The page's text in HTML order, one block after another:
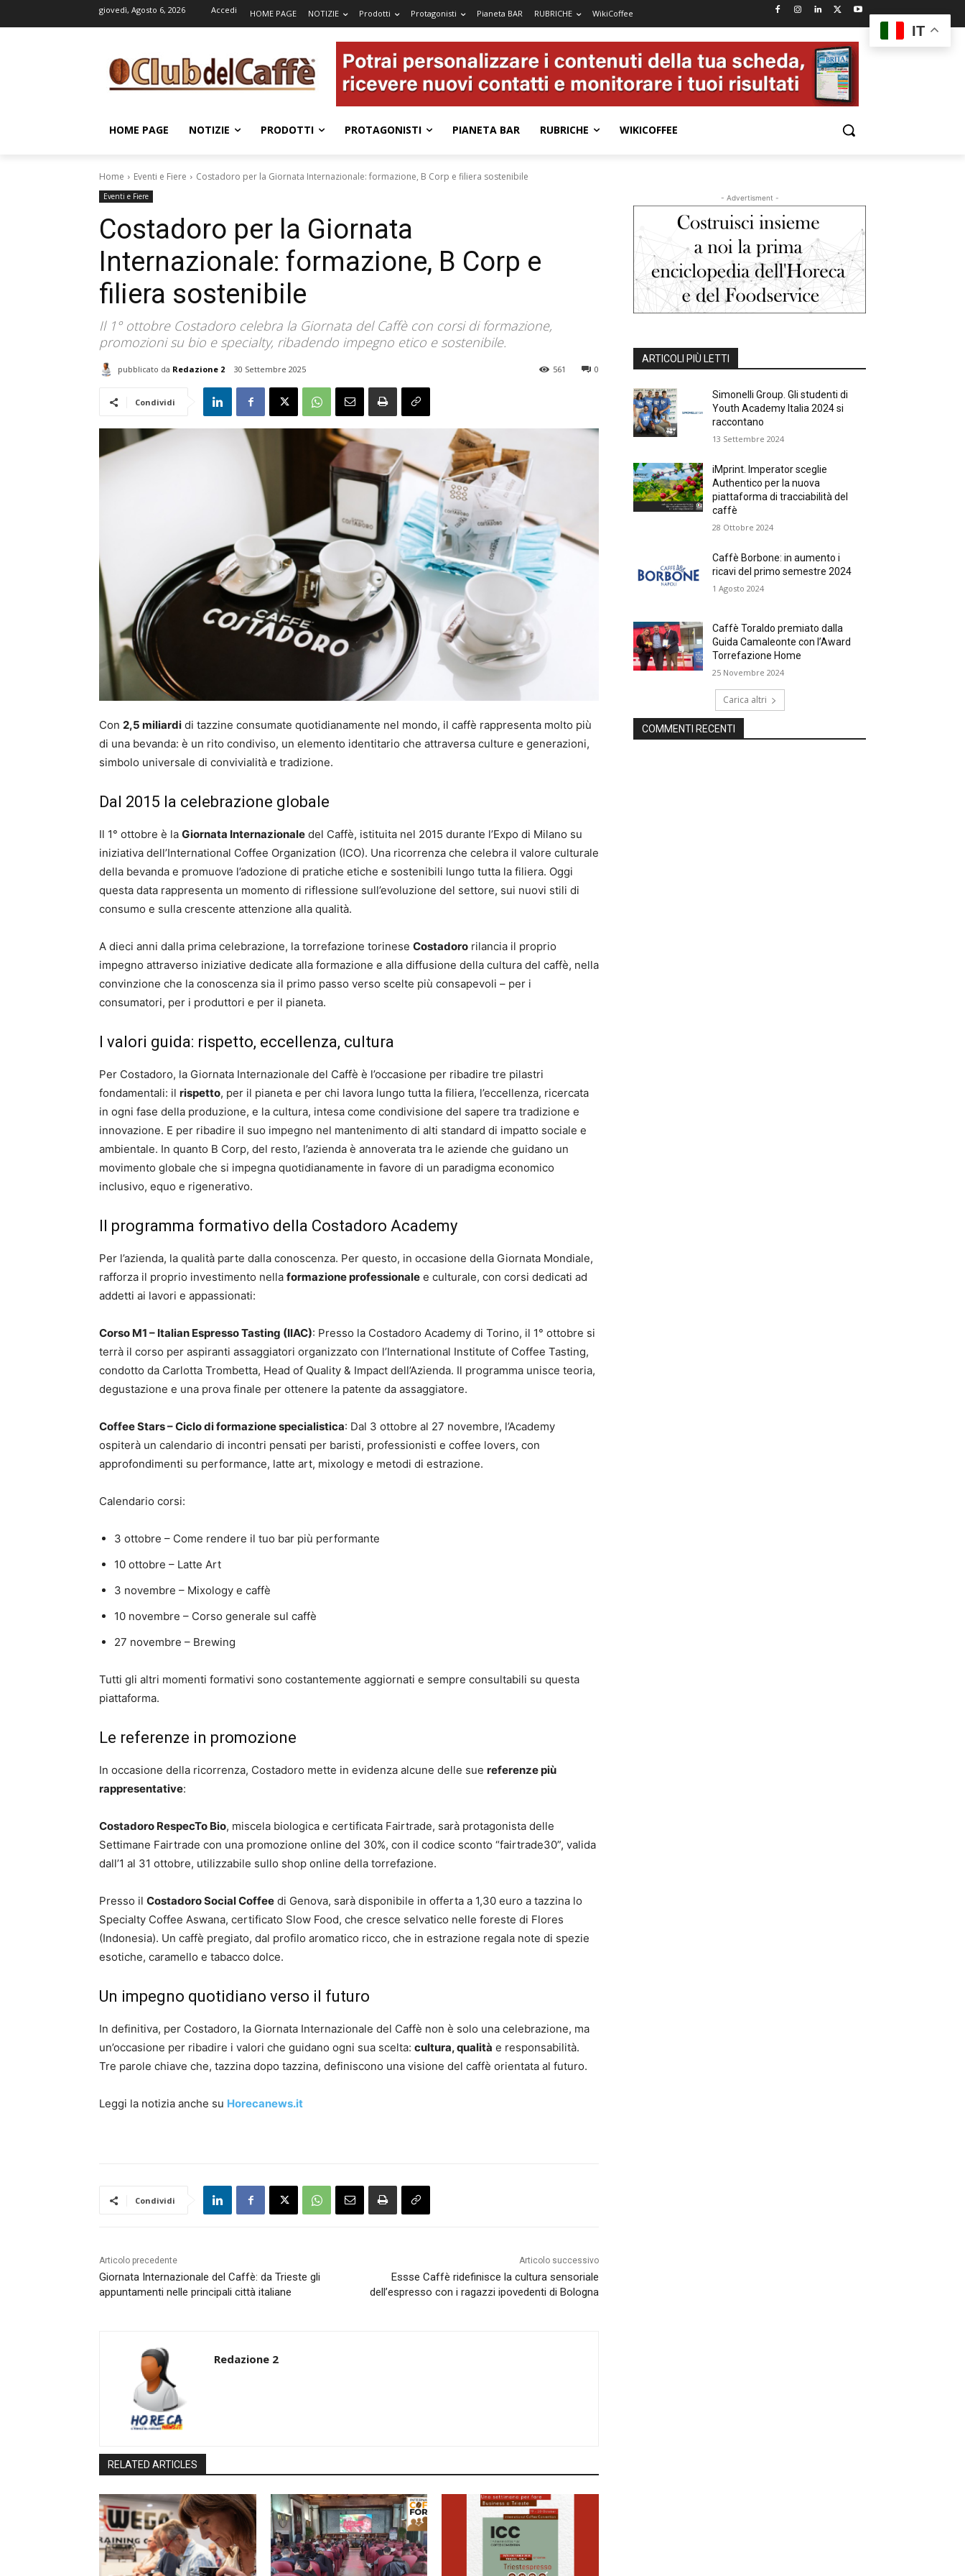
giovedì, Agosto 6, 2026 Accedi HOME PAGE NOTIZIE Prodotti Protagonisti Pianeta BAR RUBRICHE WikiCoffee
HOME PAGE NOTIZIE PRODOTTI PROTAGONISTI PIANETA BAR RUBRICHE WIKICOFFEE
Home Eventi e Fiere Costadoro per la Giornata Internazionale: formazione, B Corp e filiera sostenibile
Eventi e Fiere
Costadoro per la Giornata
Internazionale: formazione, B Corp e
filiera sostenibile
Il 1° ottobre Costadoro celebra la Giornata del Caffè con corsi di formazione,
promozioni su bio e specialty, ribadendo impegno etico e sostenibile.
pubblicato da Redazione 2 30 Settembre 2025 0
561
Condividi
Con 2,5 miliardi di tazzine consumate quotidianamente nel mondo, il caffè rappresenta molto più
di una bevanda: è un rito condiviso, un elemento identitario che attraversa culture e generazioni,
simbolo universale di convivialità e tradizione.
Dal 2015 la celebrazione globale
Il 1° ottobre è la Giornata Internazionale del Caffè, istituita nel 2015 durante l’Expo di Milano su
iniziativa dell’International Coffee Organization (ICO). Una ricorrenza che celebra il valore culturale
della bevanda e promuove l’adozione di pratiche etiche e sostenibili lungo tutta la filiera. Oggi
questa data rappresenta un momento di riflessione sull’evoluzione del settore, sui nuovi stili di
consumo e sulla crescente attenzione alla qualità.
A dieci anni dalla prima celebrazione, la torrefazione torinese Costadoro rilancia il proprio
impegno attraverso iniziative dedicate alla formazione e alla diffusione della cultura del caffè, nella
convinzione che la conoscenza sia il primo passo verso scelte più consapevoli – per i
consumatori, per i produttori e per il pianeta.
I valori guida: rispetto, eccellenza, cultura
Per Costadoro, la Giornata Internazionale del Caffè è l’occasione per ribadire tre pilastri
fondamentali: il rispetto, per il pianeta e per chi lavora lungo tutta la filiera, l’eccellenza, ricercata
in ogni fase della produzione, e la cultura, intesa come condivisione del sapere tra tradizione e
innovazione. E per ribadire il suo impegno nel mantenimento di alti standard di impatto sociale e
ambientale. In quanto B Corp, del resto, l’azienda è annoverata tra le aziende che guidano un
movimento globale che si impegna quotidianamente in favore di un paradigma economico
inclusivo, equo e rigenerativo.
Il programma formativo della Costadoro Academy
Per l’azienda, la qualità parte dalla conoscenza. Per questo, in occasione della Giornata Mondiale,
rafforza il proprio investimento nella formazione professionale e culturale, con corsi dedicati ad
addetti ai lavori e appassionati:
Corso M1 – Italian Espresso Tasting (IIAC): Presso la Costadoro Academy di Torino, il 1° ottobre si
terrà il corso per aspiranti assaggiatori organizzato con l’International Institute of Coffee Tasting,
condotto da Carlotta Trombetta, Head of Quality & Impact dell’Azienda. Il programma unisce teoria,
degustazione e una prova finale per ottenere la patente da assaggiatore.
Coffee Stars – Ciclo di formazione specialistica: Dal 3 ottobre al 27 novembre, l’Academy
ospiterà un calendario di incontri pensati per baristi, professionisti e coffee lovers, con
approfondimenti su performance, latte art, mixology e metodi di estrazione.
Calendario corsi:
3 ottobre – Come rendere il tuo bar più performante
10 ottobre – Latte Art
3 novembre – Mixology e caffè
10 novembre – Corso generale sul caffè
27 novembre – Brewing
Tutti gli altri momenti formativi sono costantemente aggiornati e sempre consultabili su questa
piattaforma.
Le referenze in promozione
In occasione della ricorrenza, Costadoro mette in evidenza alcune delle sue referenze più
rappresentative:
Costadoro RespecTo Bio, miscela biologica e certificata Fairtrade, sarà protagonista delle
Settimane Fairtrade con una promozione online del 30%, con il codice sconto “fairtrade30”, valida
dall’1 al 31 ottobre, utilizzabile sullo shop online della torrefazione.
Presso il Costadoro Social Coffee di Genova, sarà disponibile in offerta a 1,30 euro a tazzina lo
Specialty Coffee Aswana, certificato Slow Food, che cresce selvatico nelle foreste di Flores
(Indonesia). Un caffè pregiato, dal profilo aromatico ricco, che in estrazione regala note di spezie
esotiche, caramello e tabacco dolce.
Un impegno quotidiano verso il futuro
In definitiva, per Costadoro, la Giornata Internazionale del Caffè non è solo una celebrazione, ma
un’occasione per ribadire i valori che guidano ogni sua scelta: cultura, qualità e responsabilità.
Tre parole chiave che, tazzina dopo tazzina, definiscono una visione del caffè orientata al futuro.
Leggi la notizia anche su Horecanews.it
Condividi
Articolo precedente
Giornata Internazionale del Caffè: da Trieste gli
appuntamenti nelle principali città italiane
Articolo successivo
Essse Caffè ridefinisce la cultura sensoriale
dell’espresso con i ragazzi ipovedenti di Bologna
Redazione 2
RELATED ARTICLES
- Advertisment -
ARTICOLI PIÙ LETTI
Simonelli Group. Gli studenti di
Youth Academy Italia 2024 si
raccontano
13 Settembre 2024
iMprint. Imperator sceglie
Authentico per la nuova
piattaforma di tracciabilità del
caffè
28 Ottobre 2024
Caffè Borbone: in aumento i
ricavi del primo semestre 2024
1 Agosto 2024
Caffè Toraldo premiato dalla
Guida Camaleonte con l’Award
Torrefazione Home
25 Novembre 2024
Carica altri
COMMENTI RECENTI
IT